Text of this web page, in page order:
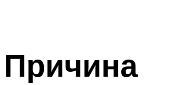
Причина